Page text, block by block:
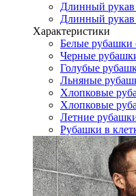
Длинный
Длинный рукав
Характеристики
Белые рубашки
Черные
Голубые
Льняные
Хлопковые
Хлопковые
Летние
Рубашки в